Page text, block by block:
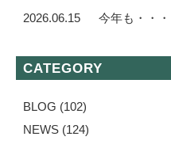
今年も・・・
2026.06.15
CATEGORY
BLOG (102)
NEWS (124)